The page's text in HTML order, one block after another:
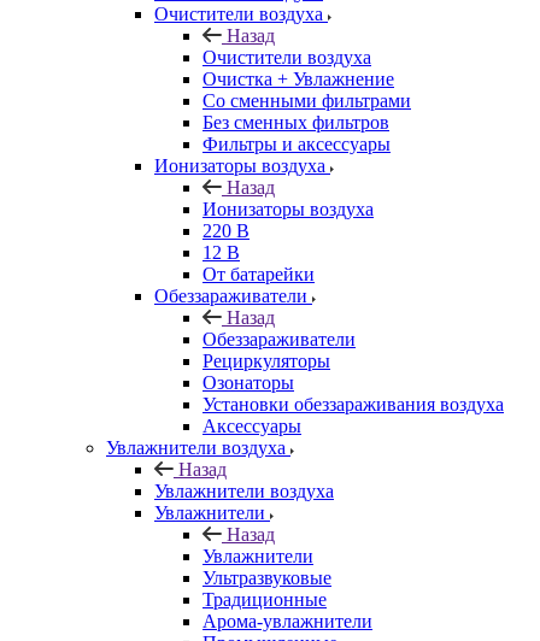
Очистители воздуха
Назад
Очистители воздуха
Очистка + Увлажнение
Cо сменными фильтрами
Без сменных фильтров
Фильтры и аксессуары
Ионизаторы воздуха
Назад
Ионизаторы воздуха
220 В
12 В
От батарейки
Обеззараживатели
Назад
Обеззараживатели
Рециркуляторы
Озонаторы
Установки обеззараживания воздуха
Аксессуары
Увлажнители воздуха
Назад
Увлажнители воздуха
Увлажнители
Назад
Увлажнители
Ультразвуковые
Традиционные
Арома-увлажнители